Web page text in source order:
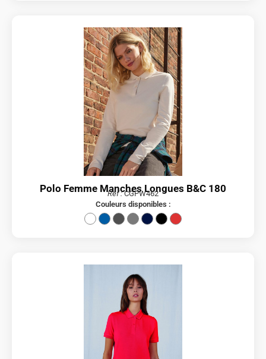
Polo Femme Manches Longues B&C 180
Réf :CGPW462
Couleurs disponibles :